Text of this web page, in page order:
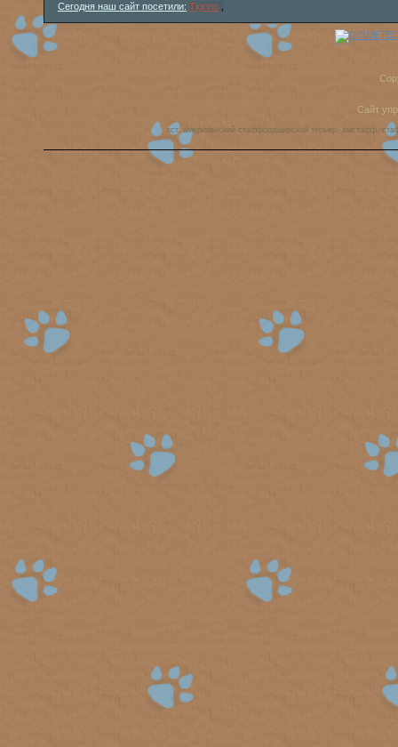
Сегодня наш сайт посетили: Tigrino
Сайт
аст, американский стаффордширский терьер, амстафф,